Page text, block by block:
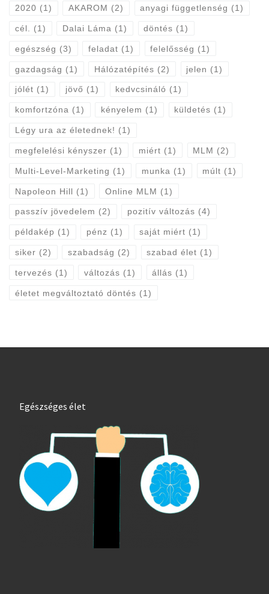
2020 (1) AKAROM (2) anyagi függetlenség (1)
cél. (1) Dalai Láma (1) döntés (1)
egészség (3) feladat (1) felelősség (1)
gazdagság (1) Hálózatépítés (2) jelen (1)
jólét (1) jövő (1) kedvcsináló (1)
komfortzóna (1) kényelem (1) küldetés (1)
Légy ura az életednek! (1)
megfelelési kényszer (1) miért (1) MLM (2)
Multi-Level-Marketing (1) munka (1) múlt (1)
Napoleon Hill (1) Online MLM (1)
passzív jövedelem (2) pozitív változás (4)
példakép (1) pénz (1) saját miért (1)
siker (2) szabadság (2) szabad élet (1)
tervezés (1) változás (1) állás (1)
életet megváltoztató döntés (1)
Egészséges élet